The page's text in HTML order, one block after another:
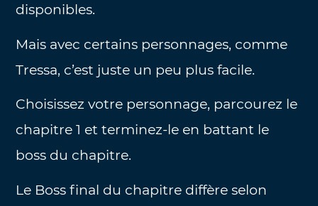
disponibles.
Mais avec certains personnages, comme
Tressa, c’est juste un peu plus facile.
Choisissez votre personnage, parcourez le
chapitre 1 et terminez-le en battant le
boss du chapitre.
Le Boss final du chapitre diffère selon